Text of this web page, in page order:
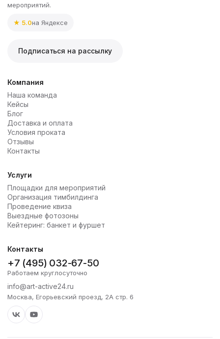
мероприятий.
★ 5.0на Яндексе
Подписаться на рассылку
Компания
Наша команда
Кейсы
Блог
Доставка и оплата
Условия проката
Отзывы
Контакты
Услуги
Площадки для мероприятий
Организация тимбилдинга
Проведение квиза
Выездные фотозоны
Кейтеринг: банкет и фуршет
Контакты
+7 (495) 032-67-50
Работаем круглосуточно
info@art-active24.ru
Москва, Егорьевский проезд, 2А стр. 6